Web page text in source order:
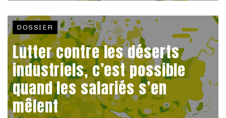
DOSSIER
Lutter contre les déserts
industriels, c’est possible
quand les salariés s’en
mêlent